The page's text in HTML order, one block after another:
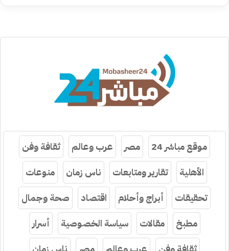
موقع مباشر 24 مصر عرب وعالم
ثقافة وفن
الأهلية
تقارير ومتابعات ناس زمان
منوعات
تحقيقات
أبراج وأحلام اقتصاد
صحة وجمال
مطبخ
مقالات سياسة الخصوصية
أسرار